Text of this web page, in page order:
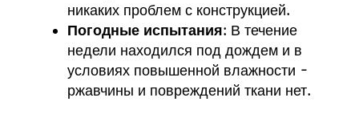
никаких проблем с конструкцией.
Погодные испытания: В течение
недели находился под дождем и в
условиях повышенной влажности -
ржавчины и повреждений ткани нет.